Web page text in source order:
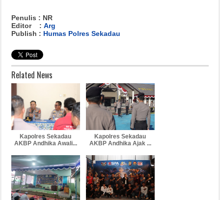
Penulis : NR
Editor : Arg
Publish : Humas Polres Sekadau
Related News
Kapolres Sekadau
AKBP Andhika Awali...
Kapolres Sekadau
AKBP Andhika Ajak ...